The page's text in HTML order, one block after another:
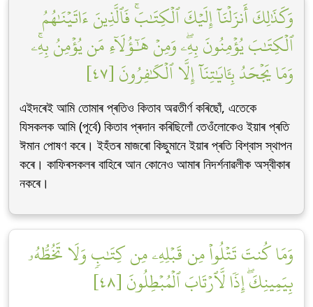
وَكَذَٰلِكَ أَنزَلۡنَآ إِلَيۡكَ ٱلۡكِتَٰبَۚ فَٱلَّذِينَ ءَاتَيۡنَٰهُمُ
ٱلۡكِتَٰبَ يُؤۡمِنُونَ بِهِۦۖ وَمِنۡ هَٰٓؤُلَآءِ مَن يُؤۡمِنُ بِهِۦۚ
وَمَا يَجۡحَدُ بِـَٔايَٰتِنَآ إِلَّا ٱلۡكَٰفِرُونَ [٤٧]
এইদৰেই আমি তোমাৰ প্ৰতিও কিতাব অৱতীৰ্ণ কৰিছোঁ, এতেকে
যিসকলক আমি (পূৰ্বে) কিতাব প্ৰদান কৰিছিলোঁ তেওঁলোকেও ইয়াৰ প্ৰতি
ঈমান পোষণ কৰে। ইহঁতৰ মাজৰো কিছুমানে ইয়াৰ প্ৰতি বিশ্বাস স্থাপন
কৰে। কাফিৰসকলৰ বাহিৰে আন কোনেও আমাৰ নিদৰ্শনাৱলীক অস্বীকাৰ
নকৰে।
وَمَا كُنتَ تَتۡلُواْ مِن قَبۡلِهِۦ مِن كِتَٰبٖ وَلَا تَخُطُّهُۥ
بِيَمِينِكَۖ إِذٗا لَّٱرۡتَابَ ٱلۡمُبۡطِلُونَ [٤٨]